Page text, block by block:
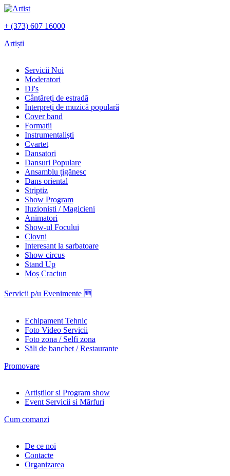
+ (373) 607 16000
Artiști
Servicii Noi
Moderatori
DJ's
Сântăreți de estradă
Interpreți de muzică populară
Сover band
Formații
Instrumentalişti
Cvartet
Dansatori
Dansuri Populare
Ansamblu țigănesc
Dans oriental
Striptiz
Show Program
Iluzionisti / Magicieni
Animatori
Show-ul Focului
Clovni
Interesant la sarbatoare
Show circus
Stand Up
Moș Craciun
Servicii p/u Evenimente 🆕
Echipament Tehnic
Foto Video Servicii
Foto zona / Selfi zona
Săli de banchet / Restaurante
Promovare
Artiștilor si Program show
Event Servicii si Mărfuri
Cum comanzi
De ce noi
Contacte
Organizarea